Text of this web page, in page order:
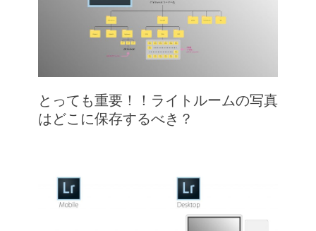
とっても重要！！ライトルームの写真
はどこに保存するべき？